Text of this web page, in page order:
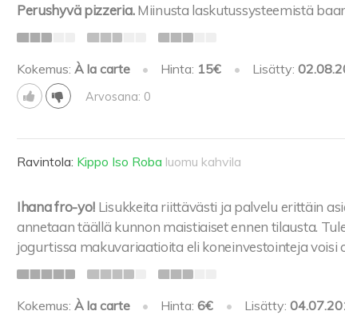
Perushyvä pizzeria. Miinusta laskutussysteemistä
Kokemus: À la carte • Hinta: 15€ • Lisätty:
Arvosana: 0
Ravintola: Kippo Iso Roba luomu kahvila
Ihana fro-yo! Lisukkeita riittävästi ja palvelu erittäin
annetaan täällä kunnon maistiaiset ennen tilausta.
jogurtissa makuvariaatioita eli koneinvestointeja voisi
Kokemus: À la carte • Hinta:6€ • Lisätty: